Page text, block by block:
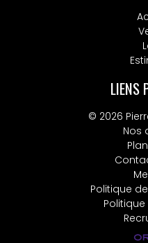
LIENS
© 2026
Nos
Politique